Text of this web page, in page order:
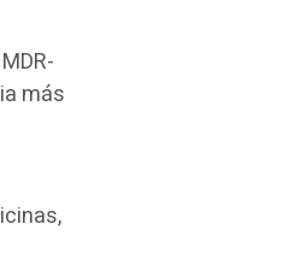
más